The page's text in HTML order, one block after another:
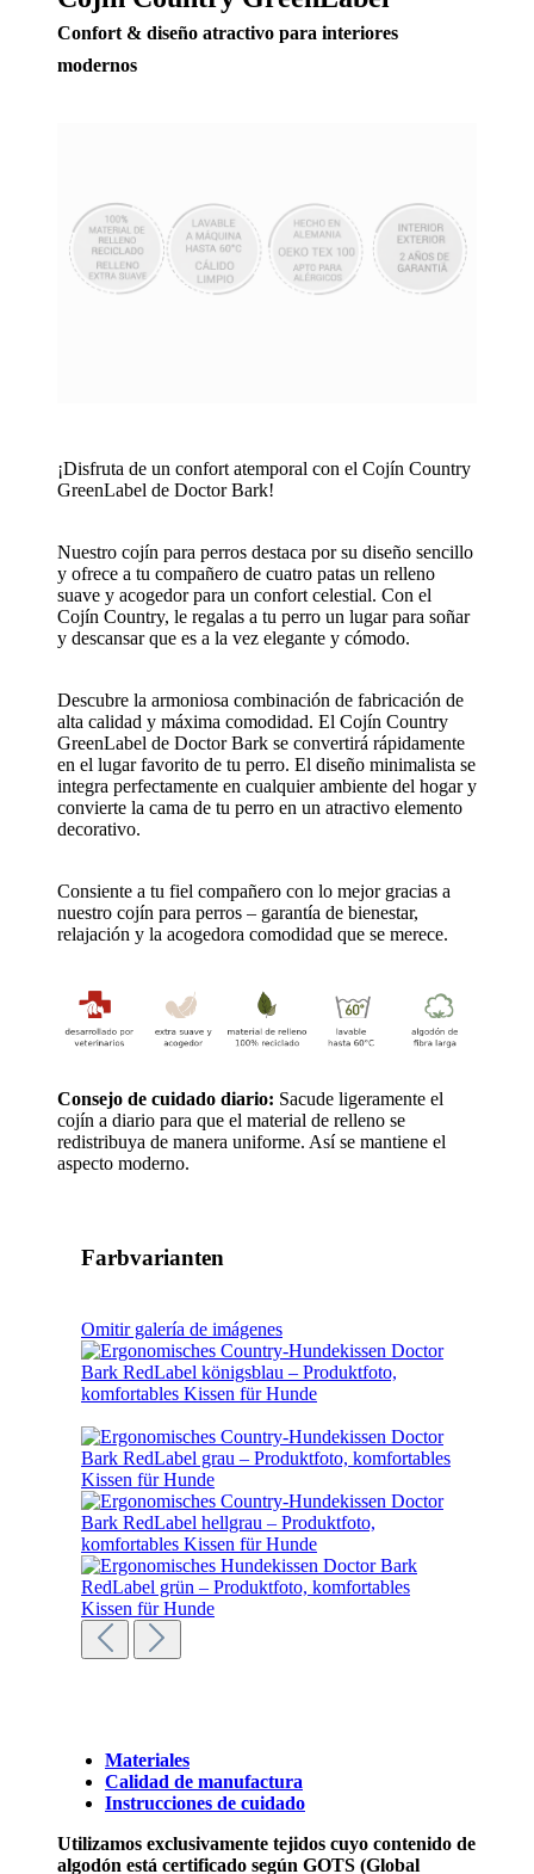
Confort & diseño atractivo para interiores
modernos
¡Disfruta de un confort atemporal con el Cojín Country
GreenLabel de Doctor Bark!
Nuestro cojín para perros destaca por su diseño sencillo
y ofrece a tu compañero de cuatro patas un relleno
suave y acogedor para un confort celestial. Con el
Cojín Country, le regalas a tu perro un lugar para soñar
y descansar que es a la vez elegante y cómodo.
Descubre la armoniosa combinación de fabricación de
alta calidad y máxima comodidad. El Cojín Country
GreenLabel de Doctor Bark se convertirá rápidamente
en el lugar favorito de tu perro. El diseño minimalista se
integra perfectamente en cualquier ambiente del hogar y
convierte la cama de tu perro en un atractivo elemento
decorativo.
Consiente a tu fiel compañero con lo mejor gracias a
nuestro cojín para perros – garantía de bienestar,
relajación y la acogedora comodidad que se merece.
Consejo de cuidado diario: Sacude ligeramente el
cojín a diario para que el material de relleno se
redistribuya de manera uniforme. Así se mantiene el
aspecto moderno.
Farbvarianten
Omitir galería de imágenes
Materiales
Calidad de manufactura
Instrucciones de cuidado
Utilizamos exclusivamente tejidos cuyo contenido de
algodón está certificado según GOTS (Global